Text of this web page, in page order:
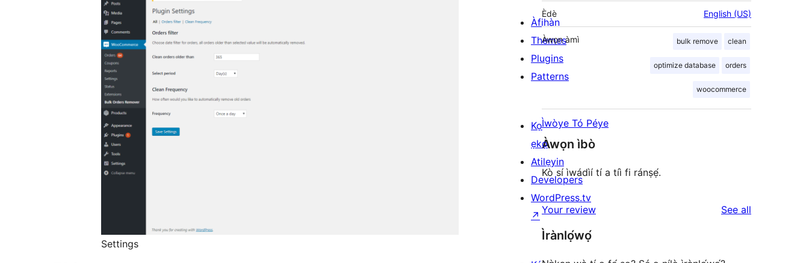
Settings
Èdè English (US)
Àwọn àmì bulk remove clean
optimize database orders
woocommerce
Ìwòye Tó Péye
Àwọn ìbò
Kò sí ìwádìí tí a tíì fi ránṣẹ́.
Your review See all
Ìrànlọ́wọ́
Àfihàn
Themes
Plugins
Patterns
Kọ
ẹkọ
Atilẹyin
Developers
WordPress.tv
↗